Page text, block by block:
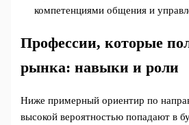
компетенциями общения и
Профессии, которые
рынка: навыки и роли
Ниже примерный ориентир по
высокой вероятностью попадают в